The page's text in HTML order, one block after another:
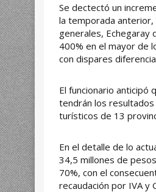
Se dectectó un
la temporada anterior,
generales, Echegaray
400% en el mayor de
con dispares
El funcionario anticipó
tendrán los
turísticos de 13
En el detalle de lo
34,5 millones de
70%, con el
recaudación por IVA y